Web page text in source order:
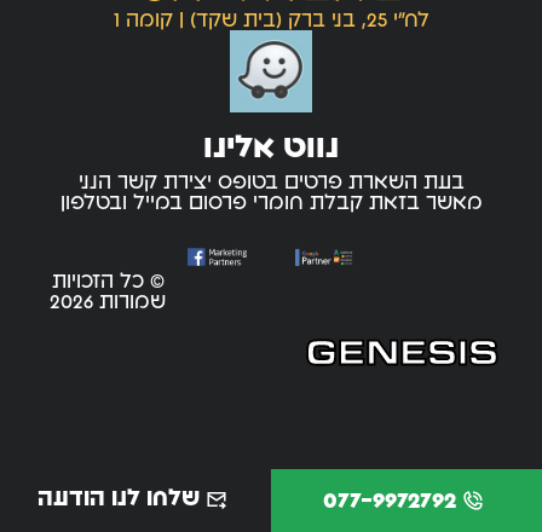
לח"י 25, בני ברק (בית שקד) | קומה 1
נווט אלינו
בעת השארת פרטים בטופס יצירת קשר הנני
מאשר בזאת קבלת חומרי פרסום במייל ובטלפון
© כל הזכויות
שמורות 2026
077-9972792 שלחו לנו הודעה